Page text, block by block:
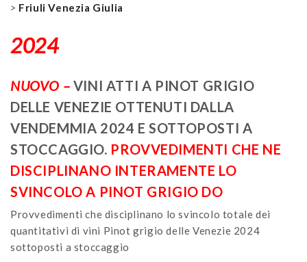
> Friuli Venezia Giulia
2024
NUOVO – VINI ATTI A PINOT GRIGIO
DELLE VENEZIE OTTENUTI DALLA
VENDEMMIA 2024 E SOTTOPOSTI A
STOCCAGGIO. PROVVEDIMENTI CHE NE
DISCIPLINANO INTERAMENTE LO
SVINCOLO A PINOT GRIGIO DO
Provvedimenti che disciplinano lo svincolo totale dei
quantitativi di vini Pinot grigio delle Venezie 2024
sottoposti a stoccaggio